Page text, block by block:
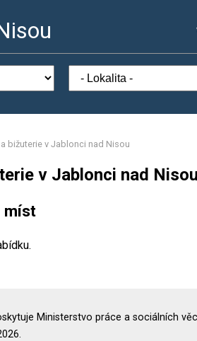
bižuterie v Jablonci nad Nisou
v Jablonci nad Nisou
míst
Ministerstvo práce a sociálních